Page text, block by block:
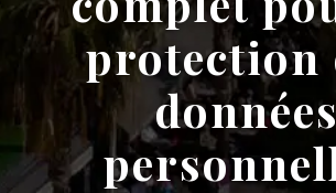
protection